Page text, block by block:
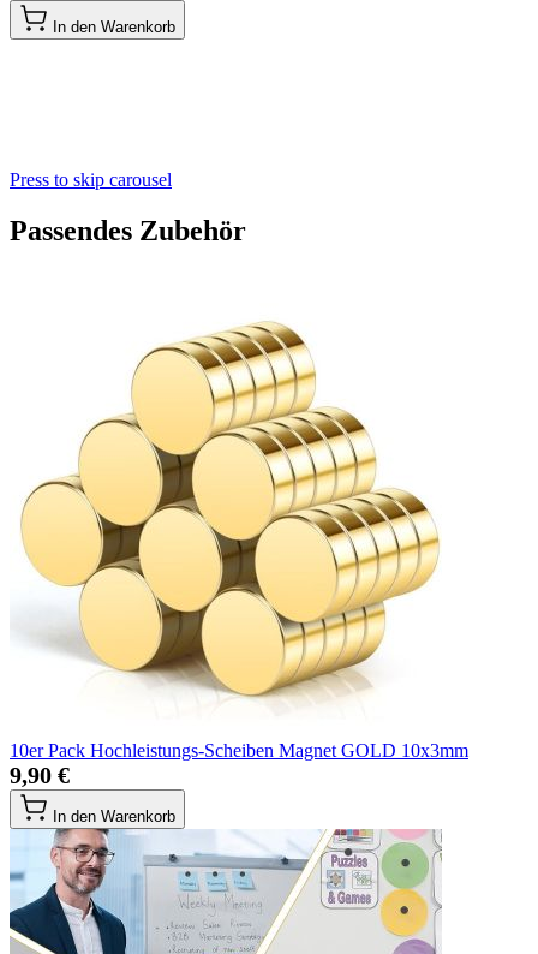
In den Warenkorb
Press to skip carousel
Passendes Zubehör
10er Pack Hochleistungs-Scheiben Magnet GOLD 10x3mm
9,90 €
In den Warenkorb